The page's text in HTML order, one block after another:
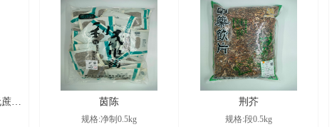
2026/8/7
金嗓子喉宝桑菊含片（无蔗糖） 茵陈
规格:净制0.5kg
荆芥
规格:段0.5kg